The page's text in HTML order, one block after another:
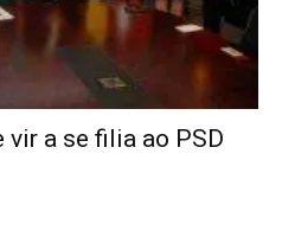
a se filia ao PSD